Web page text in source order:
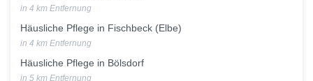
in 4 km Entfernung
Häusliche Pflege in Fischbeck (Elbe)
in 4 km Entfernung
Häusliche Pflege in Bölsdorf
in 5 km Entfernung